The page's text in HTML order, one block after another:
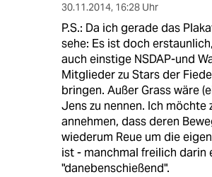
30.11.2014, 16:28 Uhr
P.S.: Da ich gerade das
sehe: Es ist doch
auch einstige NSDAP-und
Mitglieder zu Stars der
bringen. Außer Grass wäre
Jens zu nennen. Ich möchte
annehmen, dass deren
wiederum Reue um die
ist - manchmal freilich darin
"danebenschießend".